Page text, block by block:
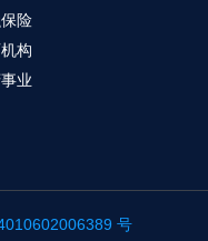
险
构
业
号